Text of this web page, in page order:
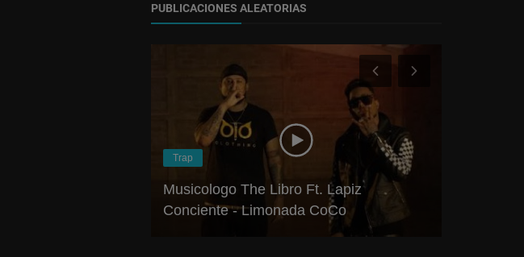
PUBLICACIONES ALEATORIAS
Trap
Musicologo The Libro Ft. Lapiz
Conciente - Limonada CoCo